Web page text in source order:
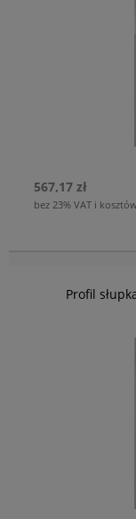
567,17 zł
bez 23% VAT i
Profil